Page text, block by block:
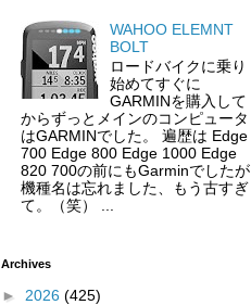
WAHOO ELEMNT
BOLT
ロードバイクに乗り
始めてすぐに
GARMINを購入して
からずっとメインのコンピュータ
はGARMINでした。 遍歴は Edge
700 Edge 800 Edge 1000 Edge
820 700の前にもGarminでしたが
機種名は忘れました、もう古すぎ
て。（笑） ...
Archives
► 2026 (425)